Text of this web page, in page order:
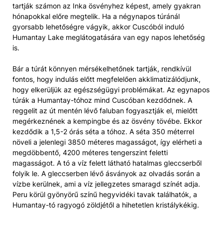
tartják számon az Inka ösvényhez képest, amely gyakran
hónapokkal előre megtelik. Ha a négynapos túránál
gyorsabb lehetőségre vágyik, akkor Cuscóból induló
Humantay Lake meglátogatására van egy napos lehetőség
is.
Bár a túrát könnyen mérsékelhetőnek tartják, rendkívül
fontos, hogy indulás előtt megfelelően akklimatizálódjunk,
hogy elkerüljük az egészségügyi problémákat. Az egynapos
túrák a Humantay-tóhoz mind Cuscóban kezdődnek. A
reggelit az út mentén lévő faluban fogyasztják el, mielőtt
megérkeznének a kempingbe és az ösvény tövébe. Ekkor
kezdődik a 1,5-2 órás séta a tóhoz. A séta 350 méterrel
növeli a jelenlegi 3850 méteres magasságot, így elérheti a
megdöbbentő, 4200 méteres tengerszint feletti
magasságot. A tó a víz felett látható hatalmas gleccserből
folyik le. A gleccserben lévő ásványok az olvadás során a
vízbe kerülnek, ami a víz jellegzetes smaragd színét adja.
Peru körül gyönyörű színű hegyvidéki tavak találhatók, a
Humantay-tó ragyogó zöldjétől a hihetetlen kristálykékig.